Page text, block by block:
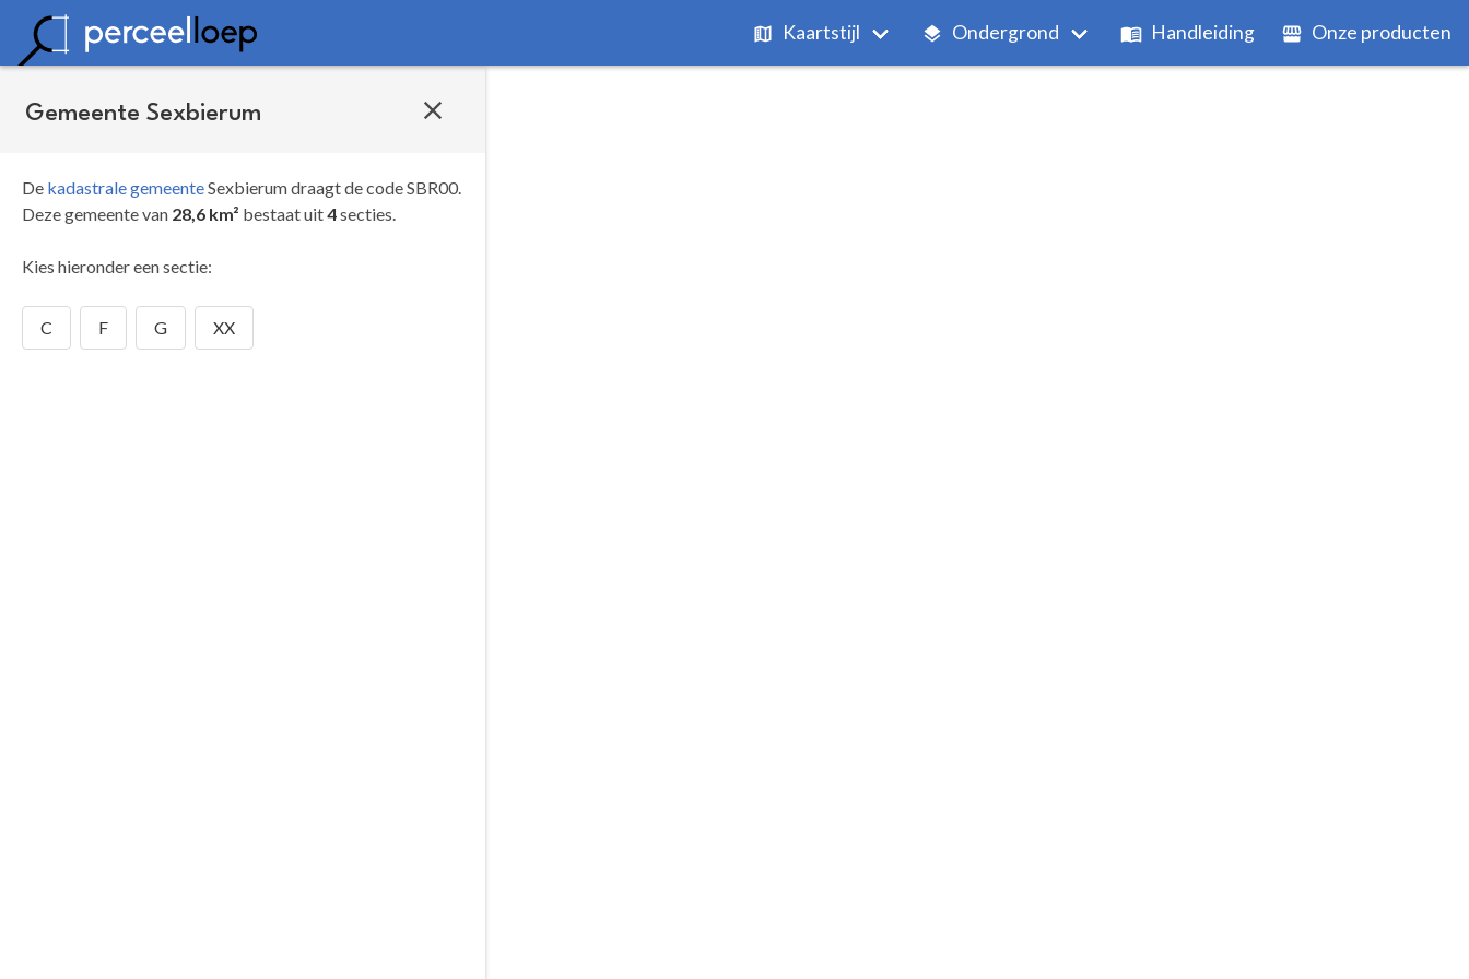
Kaartstijl Ondergrond Handleiding Onze producten
Gemeente Sexbierum
De kadastrale gemeenteSexbierum draagt de code SBR00.
Deze gemeente van 28,6 km² bestaat uit4secties.
Kies hieronder een sectie:
C F G XX